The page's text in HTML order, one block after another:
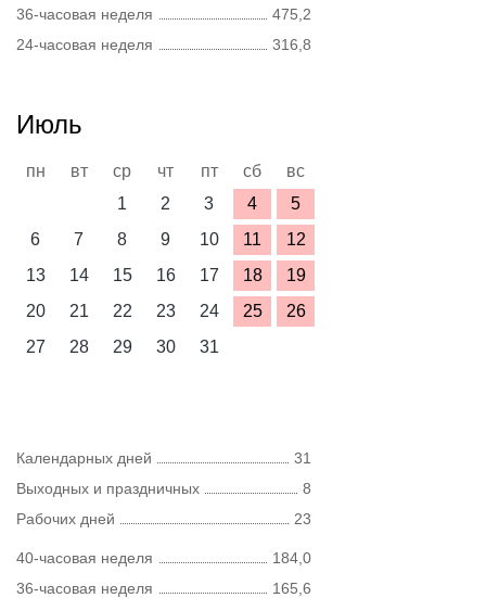
36-часовая неделя
475,2
24-часовая неделя
316,8
Июль
пн вт ср чт пт сб
вс
1
2 3 4
5
6
7 8 9 10 11
12
13
14 15 16 17 18
19
20
21 22 23 24 25
26
27
28 29 30 31
Календарных дней
31
Выходных и праздничных
8
Рабочих дней
23
40-часовая неделя
184,0
36-часовая неделя
165,6